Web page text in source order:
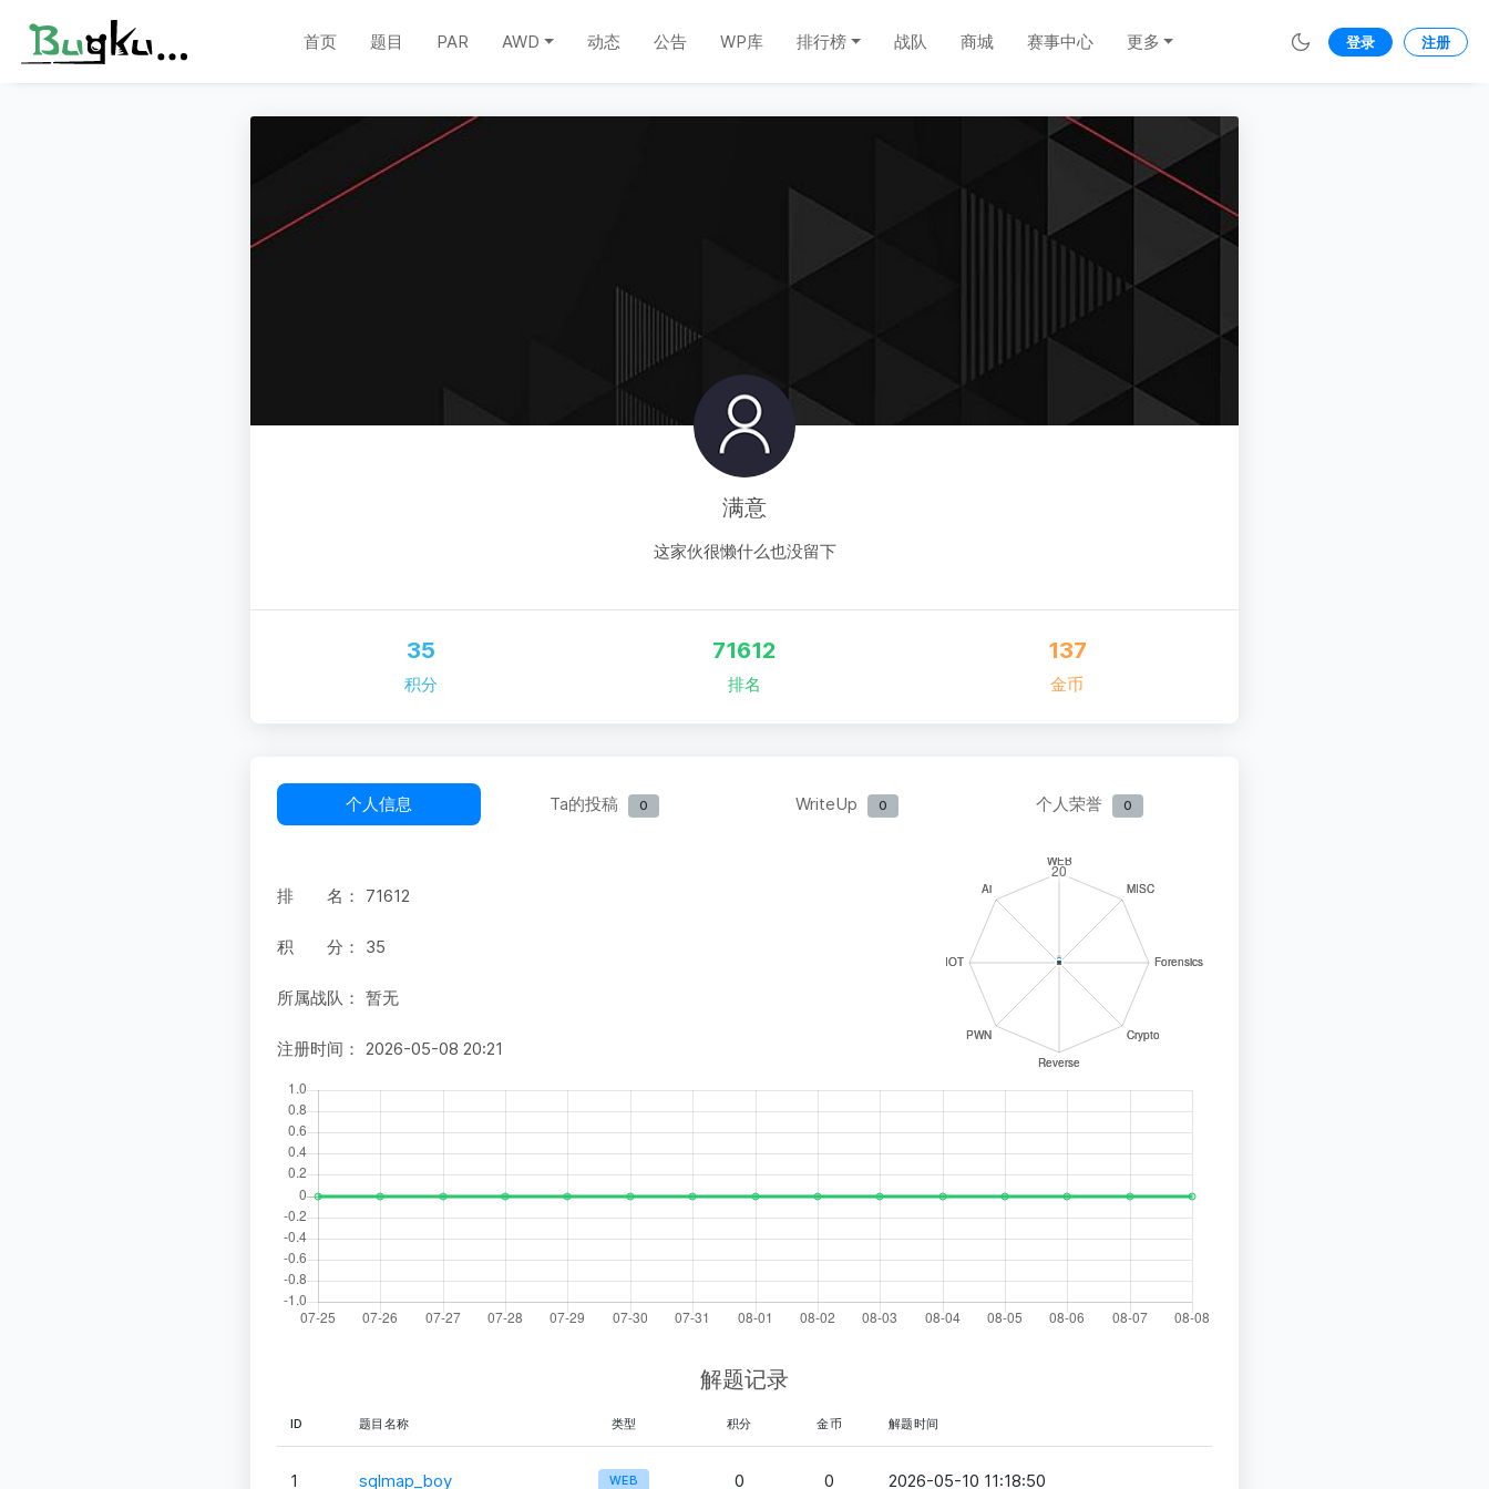
首页 题目 PAR AWD 动态 公告 WP库 排行榜 战队 商城 赛事中心 更多 登录 注册
满意
这家伙很懒什么也没留下
35
积分
71612
排名
137
金币
个人信息 Ta的投稿 0 WriteUp 0 个人荣誉 0
排 名： 71612
积 分： 35
所属战队： 暂无
注册时间： 2026-05-08 20:21
解题记录
ID 题目名称 类型 积分 金币 解题时间
1 sqlmap_boy WEB 0 0 2026-05-10 11:18:50